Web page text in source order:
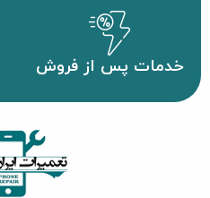
خدمات پس از فروش